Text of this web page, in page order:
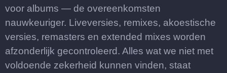
voor albums — de overeenkomsten
nauwkeuriger. Liveversies, remixes, akoestische
versies, remasters en extended mixes worden
afzonderlijk gecontroleerd. Alles wat we niet met
voldoende zekerheid kunnen vinden, staat